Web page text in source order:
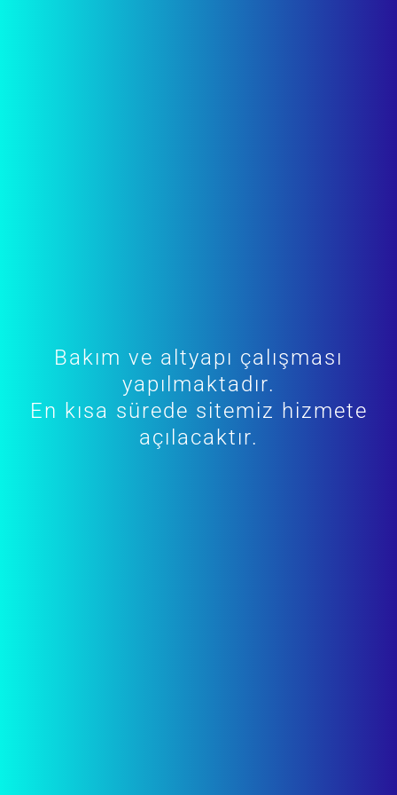
Bakım ve altyapı çalışması
yapılmaktadır.
En kısa sürede sitemiz hizmete
açılacaktır.